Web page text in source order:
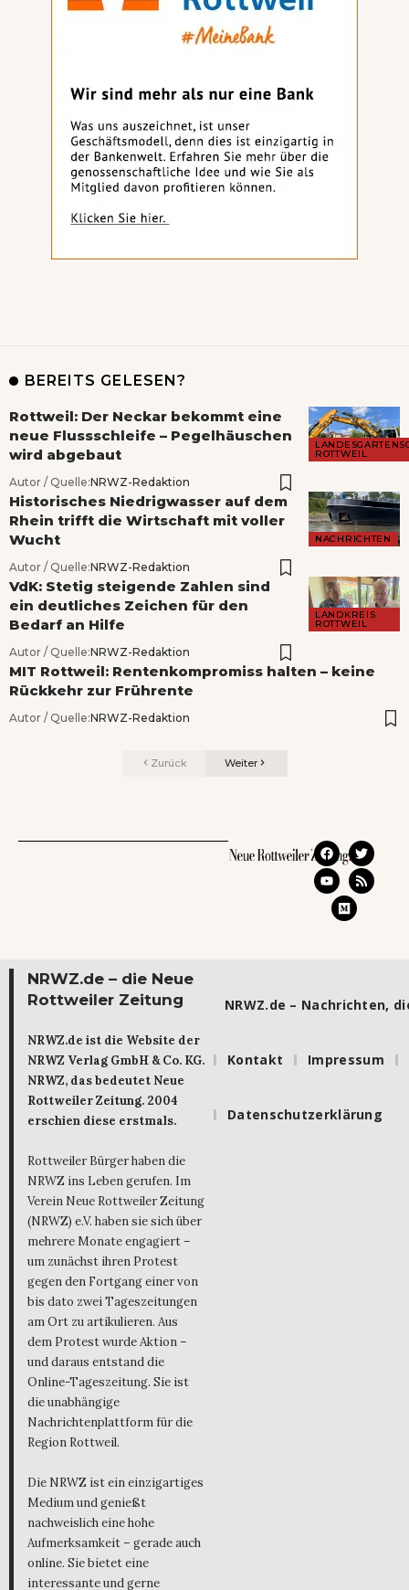
BEREITS GELESEN?
ROTTWEIL
Rottweil: Der Neckar bekommt eine
neue Flussschleife – Pegelhäuschen
wird abgebaut
Autor / Quelle:NRWZ-Redaktion
NACHRICHTEN
Historisches Niedrigwasser auf dem
Rhein trifft die Wirtschaft mit voller
Wucht
Autor / Quelle:NRWZ-Redaktion
LANDKREIS
ROTTWEIL
VdK: Stetig steigende Zahlen sind
ein deutliches Zeichen für den
Bedarf an Hilfe
Autor / Quelle:NRWZ-Redaktion
MIT Rottweil: Rentenkompromiss halten – keine
Rückkehr zur Frührente
Autor / Quelle:NRWZ-Redaktion
Zurück Weiter
NRWZ.de – die Neue
Rottweiler Zeitung
NRWZ.de ist die Website der
NRWZ Verlag GmbH & Co. KG.
NRWZ, das bedeutet Neue
Rottweiler Zeitung. 2004
erschien diese erstmals.
Rottweiler Bürger haben die
NRWZ ins Leben gerufen. Im
Verein Neue Rottweiler Zeitung
(NRWZ) e.V. haben sie sich über
mehrere Monate engagiert –
um zunächst ihren Protest
gegen den Fortgang einer von
bis dato zwei Tageszeitungen
am Ort zu artikulieren. Aus
dem Protest wurde Aktion –
und daraus entstand die
Online-Tageszeitung. Sie ist
die unabhängige
Nachrichtenplattform für die
Region Rottweil.
Die NRWZ ist ein einzigartiges
Medium und genießt
nachweislich eine hohe
Aufmerksamkeit – gerade auch
online. Sie bietet eine
interessante und gerne
NRWZ.de – Nachrichten,
Kontakt Impressum
Datenschutzerklärung